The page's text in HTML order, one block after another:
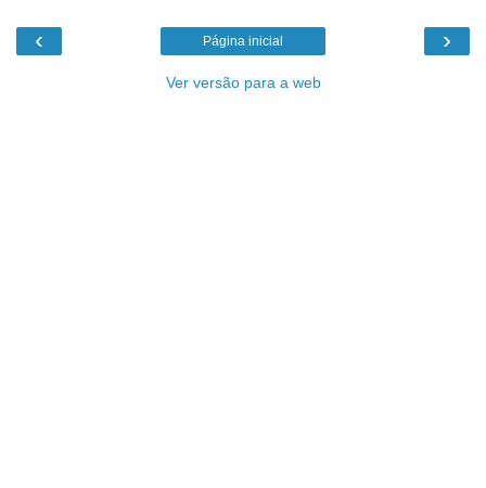
‹ ›
Página inicial
Ver versão para a web